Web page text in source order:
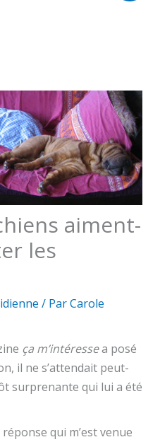
aiment-
les
/ ParCarole
ça m’intéressea posé
il ne s’attendait peut-
surprenante qui lui a été
qui m’est venue